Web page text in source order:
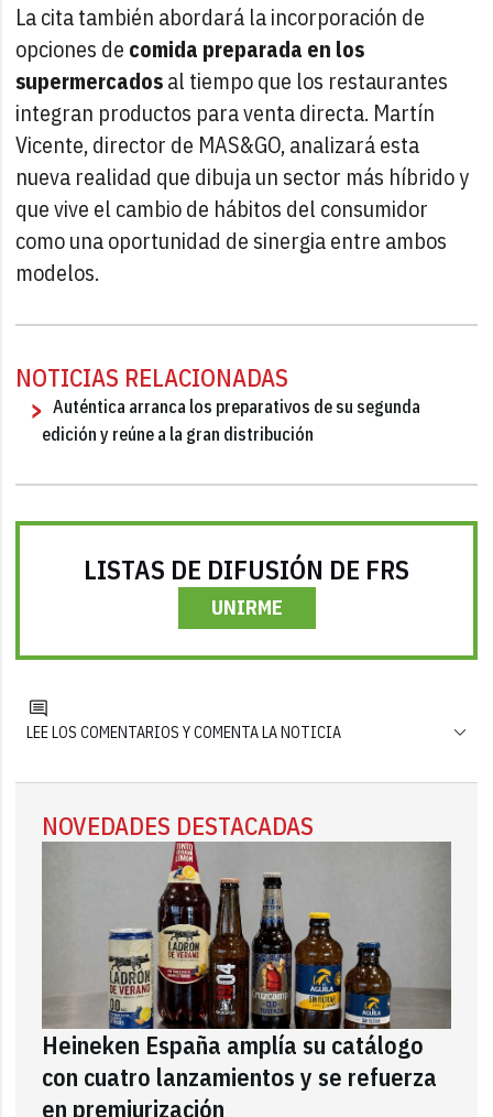
La cita también abordará la incorporación de
opciones de comida preparada en los
supermercadosal tiempo que los restaurantes
integran productos para venta directa. Martín
Vicente, director de MAS&GO, analizará esta
nueva realidad que dibuja un sector más híbrido y
que vive el cambio de hábitos del consumidor
como una oportunidad de sinergia entre ambos
modelos.
NOTICIAS RELACIONADAS
Auténtica arranca los preparativos de su segunda
edición y reúne a la gran distribución
LISTAS DE DIFUSIÓN DE FRS
UNIRME
LEE LOS COMENTARIOS Y COMENTA LA NOTICIA
NOVEDADES DESTACADAS
Heineken España amplía su catálogo
con cuatro lanzamientos y se refuerza
en premiurización